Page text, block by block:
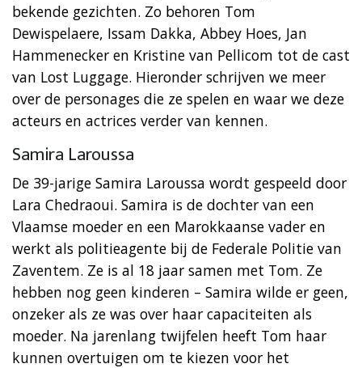
bekende gezichten. Zo behoren Tom
Dewispelaere, Issam Dakka, Abbey Hoes, Jan
Hammenecker en Kristine van Pellicom tot de cast
van Lost Luggage. Hieronder schrijven we meer
over de personages die ze spelen en waar we deze
acteurs en actrices verder van kennen.
Samira Laroussa
De 39-jarige Samira Laroussa wordt gespeeld door
Lara Chedraoui. Samira is de dochter van een
Vlaamse moeder en een Marokkaanse vader en
werkt als politieagente bij de Federale Politie van
Zaventem. Ze is al 18 jaar samen met Tom. Ze
hebben nog geen kinderen – Samira wilde er geen,
onzeker als ze was over haar capaciteiten als
moeder. Na jarenlang twijfelen heeft Tom haar
kunnen overtuigen om te kiezen voor het